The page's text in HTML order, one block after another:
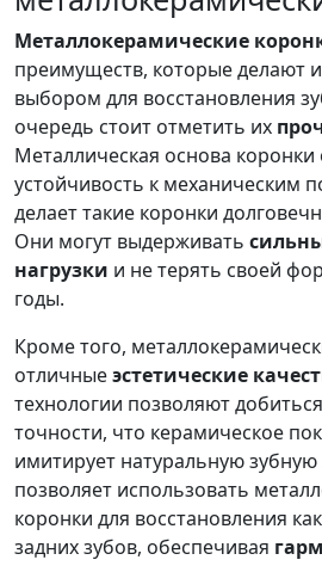
Металлокерамические
преимуществ, которые делают
выбором для восстановления
очередь стоит отметить их
Металлическая основа
устойчивость к механическим
делает такие коронки
Они могут выдерживать
нагрузки и не терять своей
годы.
Кроме того,
отличныеэстетические
технологии позволяют
точности, что керамическое
имитирует натуральную
позволяет использовать
коронки для восстановления
задних зубов, обеспечивая